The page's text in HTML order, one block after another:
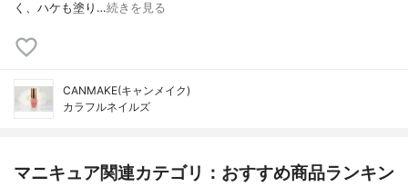
く、ハケも塗り…続きを見る
CANMAKE(キャンメイク)
カラフルネイルズ
マニキュア関連カテゴリ：おすすめ商品ランキン